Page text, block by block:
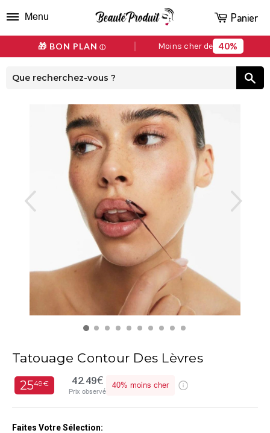
🎁 BON PLAN ⓘ Moins cher de 40%
Menu Panier
Tatouage Contour Des Lèvres
2549€ 42.49€
Prix observé
40% moins cher
Faites Votre Sélection: